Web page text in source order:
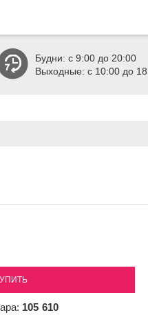
Будни: с 9:00 до 20:00
Выходные: с 10:00 до
105 610